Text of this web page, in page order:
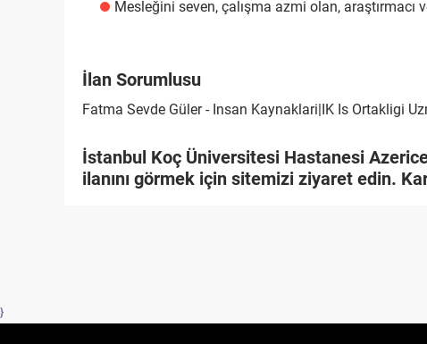
Mesleğini seven, çalışma azmi olan, araştırmacı
İlan Sorumlusu
Fatma Sevde Güler - Insan Kaynaklari|IK Is Ortakligi
İstanbul Koç Üniversitesi Hastanesi
ilanını görmek için sitemizi ziyaret edin.
}